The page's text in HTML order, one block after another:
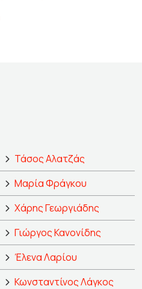
Τάσος Αλατζάς
Μαρία Φράγκου
Χάρης Γεωργιάδης
Γιώργος Κανονίδης
Έλενα Λαρίου
Κωνσταντίνος Λάγκος